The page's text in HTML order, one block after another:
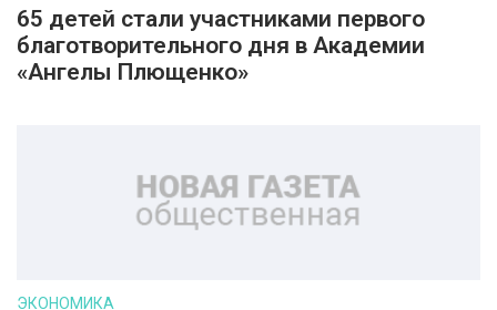
65 детей стали участниками первого
благотворительного дня в Академии
«Ангелы Плющенко»
ЭКОНОМИКА